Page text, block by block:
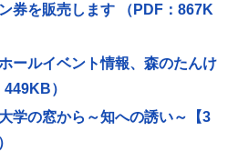
券を販売します （PDF：867K
ルイベント情報、森のたんけ
）
学の窓から～知への誘い～【3